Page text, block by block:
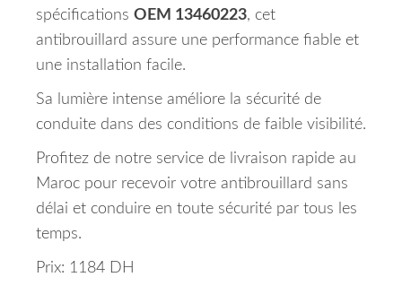
spécifications OEM 13460223, cet
antibrouillard assure une performance fiable et
une installation facile.
Sa lumière intense améliore la sécurité de
conduite dans des conditions de faible visibilité.
Profitez de notre service de livraison rapide au
Maroc pour recevoir votre antibrouillard sans
délai et conduire en toute sécurité par tous les
temps.
Prix: 1184 DH